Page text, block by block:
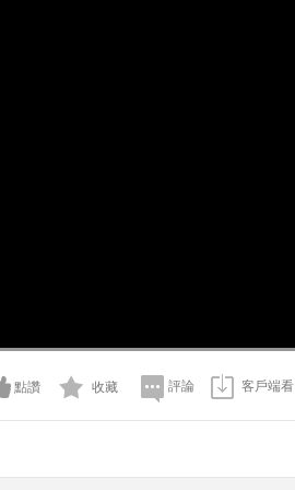
點讚 收藏 評論 客戶端看